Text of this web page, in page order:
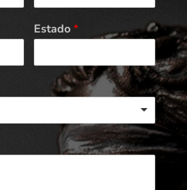
Estado*